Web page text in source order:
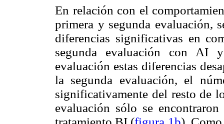
En relación con el
primera y segunda evaluación,
diferencias significativas en
segunda evaluación con AI
evaluación estas diferencias
la segunda evaluación, el
significativamente del resto de
evaluación sólo se